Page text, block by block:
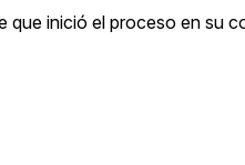
que inició el proceso en su